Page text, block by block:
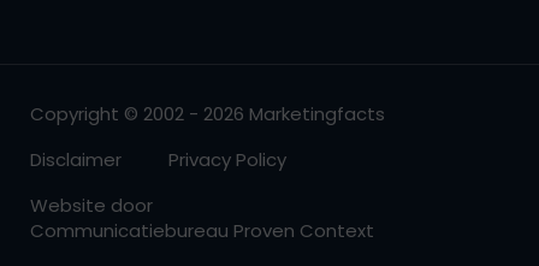
Copyright © 2002 - 2026 Marketingfacts
Disclaimer
Privacy Policy
Website door
Communicatiebureau Proven Context